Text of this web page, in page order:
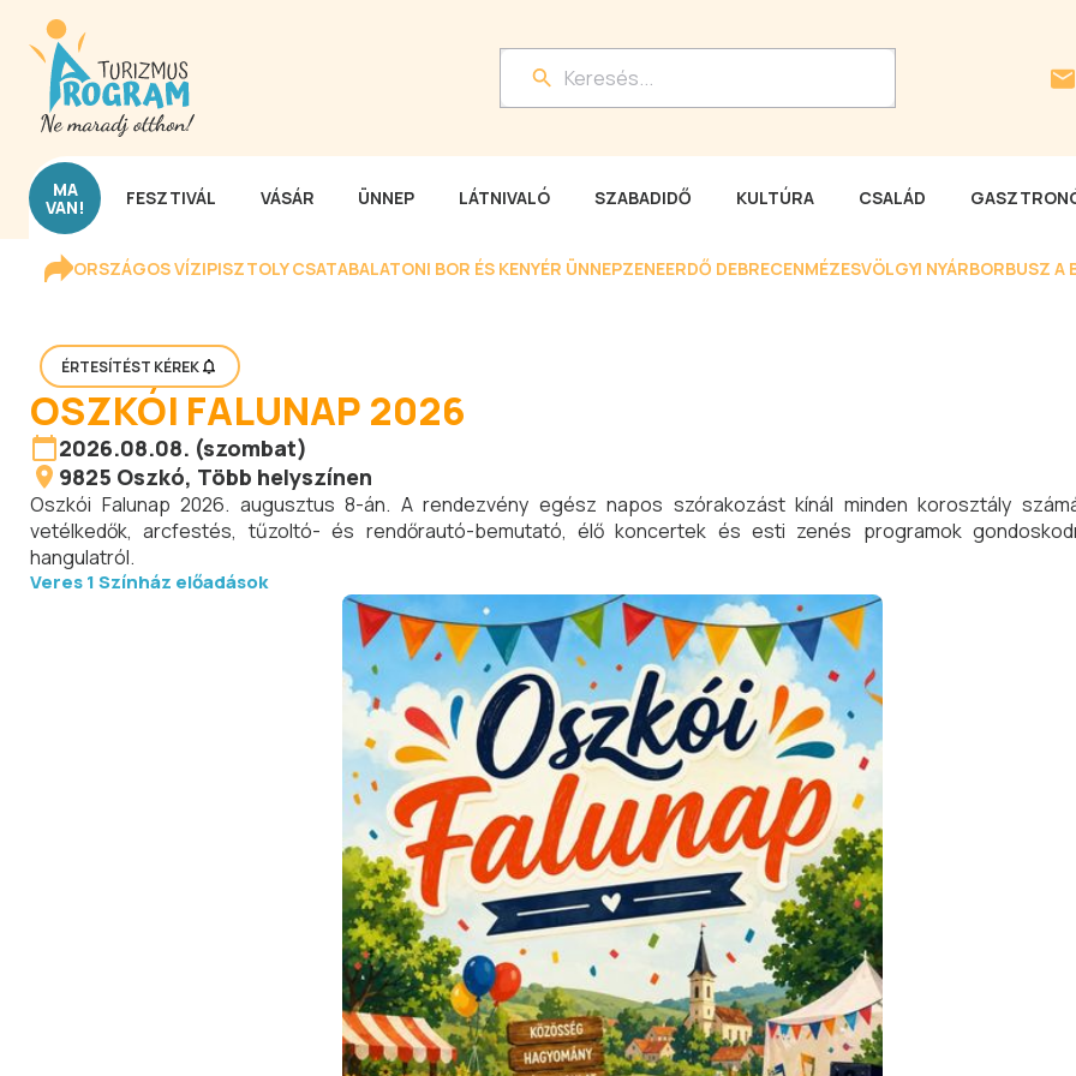
MA
VAN! FESZTIVÁL VÁSÁR ÜNNEP LÁTNIVALÓ SZABADIDŐ KULTÚRA CSALÁD
ORSZÁGOS VÍZIPISZTOLY CSATABALATONI BOR ÉS KENYÉR ÜNNEPZENEERDŐ DEBRECENMÉZESVÖLGYI NYÁRBORBUSZ A
ÉRTESÍTÉST KÉREK
OSZKÓI FALUNAP 2026
2026.08.08. (szombat)
9825 Oszkó, Több helyszínen
Oszkói Falunap 2026. augusztus 8-án. A rendezvény egész napos szórakozást kínál minden korosztály
vetélkedők, arcfestés, tűzoltó- és rendőrautó-bemutató, élő koncertek és esti zenés programok
hangulatról.
Veres 1 Színház előadások